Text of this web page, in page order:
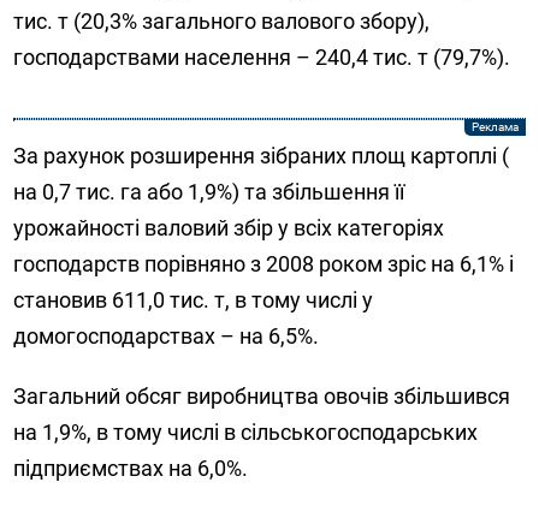
тис. т (20,3% загального валового збору),
господарствами населення – 240,4 тис. т (79,7%).
За рахунок розширення зібраних площ картоплі (
на 0,7 тис. га або 1,9%) та збільшення її
урожайності валовий збір у всіх категоріях
господарств порівняно з 2008 роком зріс на 6,1% і
становив 611,0 тис. т, в тому числі у
домогосподарствах – на 6,5%.
Загальний обсяг виробництва овочів збільшився
на 1,9%, в тому числі в сільськогосподарських
підприємствах на 6,0%.